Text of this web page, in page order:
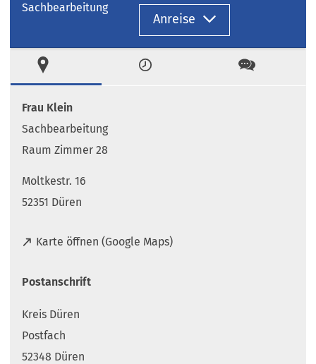
Sachbearbeitung
Anreise
Zeiten Kontakt
Frau Klein
Sachbearbeitung
Raum Zimmer 28
Moltkestr. 16
52351 Düren
Karte öffnen (Google Maps)
(
f
e
t
i
Postanschrift
Kreis Düren
Postfach
52348 Düren